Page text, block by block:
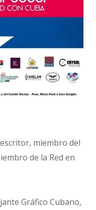
miembro del
de la Red en
Gráfico Cubano,